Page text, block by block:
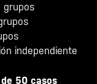
grupos
independiente
50 casos